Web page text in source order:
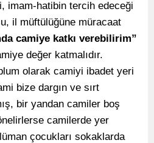
imam-hatibin tercih edeceği
il müftülüğüne müracaat
camiye katkı verebilirim”
değer katmalıdır.
olarak camiyi ibadet yeri
bize dargın ve sırt
bir yandan camiler boş
camilerde yer
çocukları sokaklarda